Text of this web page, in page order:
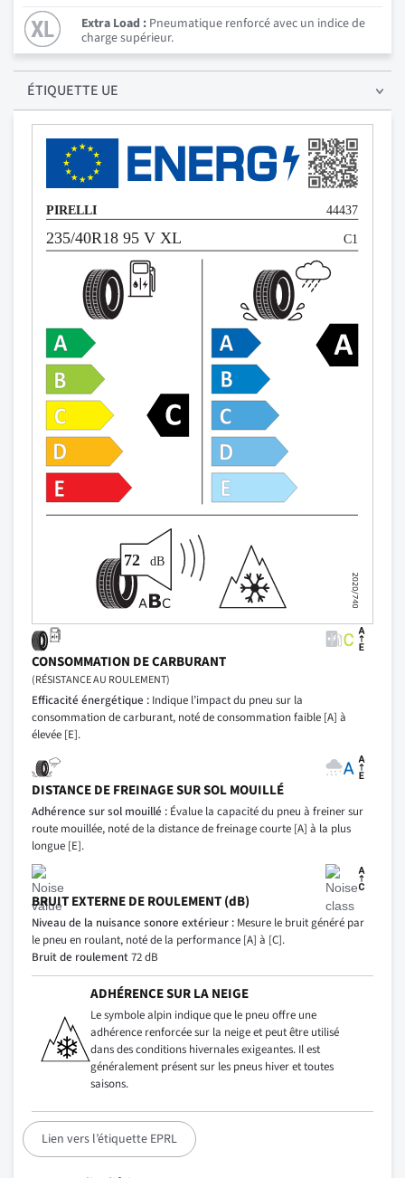
Extra Load : Pneumatique renforcé avec un indice de
charge supérieur.
ÉTIQUETTE UE
CONSOMMATION DE CARBURANT
(RÉSISTANCE AU ROULEMENT)
Efficacité énergétique : Indique l’impact du pneu sur la
consommation de carburant, noté de consommation faible [A] à
élevée [E].
DISTANCE DE FREINAGE SUR SOL MOUILLÉ
Adhérence sur sol mouillé : Évalue la capacité du pneu à freiner sur
route mouillée, noté de la distance de freinage courte [A] à la plus
longue [E].
BRUIT EXTERNE DE ROULEMENT (dB)
Niveau de la nuisance sonore extérieur : Mesure le bruit généré par
le pneu en roulant, noté de la performance [A] à [C].
Bruit de roulement72 dB
ADHÉRENCE SUR LA NEIGE
Le symbole alpin indique que le pneu offre une
adhérence renforcée sur la neige et peut être utilisé
dans des conditions hivernales exigeantes. Il est
généralement présent sur les pneus hiver et toutes
saisons.
Lien vers l’étiquette EPRL